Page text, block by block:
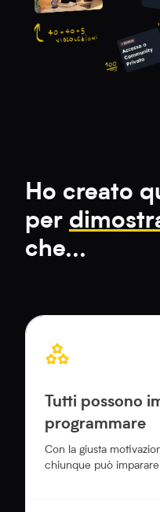
Ho creato
per
che...
Tutti possono
programmare
Con la giusta
chiunque può